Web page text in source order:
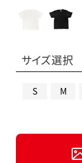
サイズ選択
S M